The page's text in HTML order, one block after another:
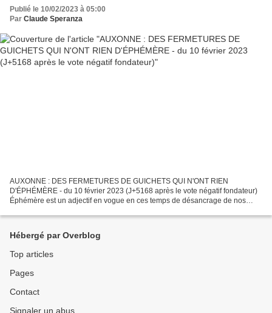
Publié le 10/02/2023 à 05:00
Par Claude Speranza
AUXONNE : DES FERMETURES DE GUICHETS QUI N'ONT RIEN
D'ÉPHÉMÈRE - du 10 février 2023 (J+5168 après le vote négatif fondateur)
Éphémère est un adjectif en vogue en ces temps de désancrage de nos
Hébergé par Overblog
Top articles
Pages
Contact
Signaler un abus